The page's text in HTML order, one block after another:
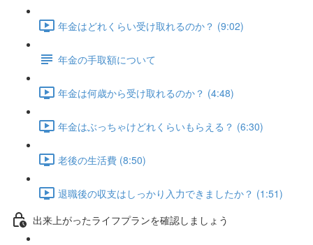
年金はどれくらい受け取れるのか？ (9:02)
年金の手取額について
年金は何歳から受け取れるのか？ (4:48)
年金はぶっちゃけどれくらいもらえる？ (6:30)
老後の生活費 (8:50)
退職後の収支はしっかり入力できましたか？ (1:51)
出来上がったライフプランを確認しましょう